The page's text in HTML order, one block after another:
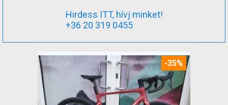
Hirdess ITT, hívj minket!
+36 20 319 0455
-35%